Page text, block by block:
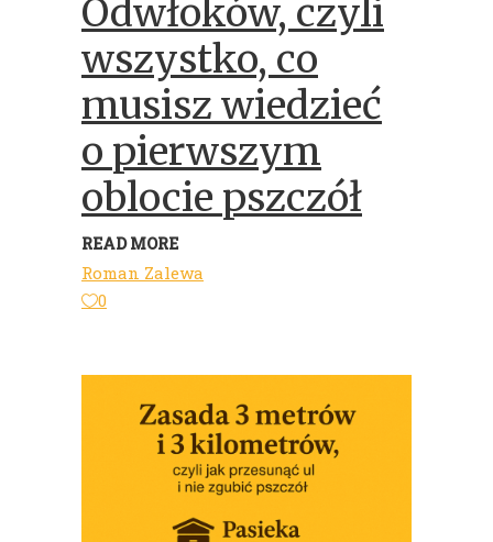
Odwłoków, czyli
wszystko, co
musisz wiedzieć
o pierwszym
oblocie pszczół
READ MORE
Roman Zalewa
0